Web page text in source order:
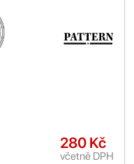
280 Kč
včetně DPH